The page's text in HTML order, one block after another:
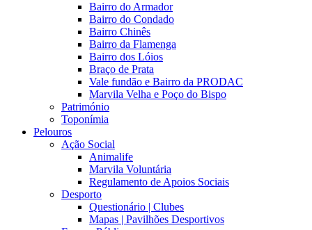
Bairro do Armador
Bairro do Condado
Bairro Chinês
Bairro da Flamenga
Bairro dos Lóios
Braço de Prata
Vale fundão e Bairro da PRODAC
Marvila Velha e Poço do Bispo
Património
Toponímia
Pelouros
Ação Social
Animalife
Marvila Voluntária
Regulamento de Apoios Sociais
Desporto
Questionário | Clubes
Mapas | Pavilhões Desportivos